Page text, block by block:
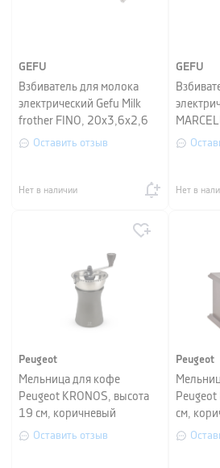
GEFU
Взбиватель для молока
электрический Gefu Milk
frother FINO, 20х3,6х2,6
см, черный
Оставить отзыв
Нет в наличии
GEFU
см,
Нет в
Peugeot
Мельница для кофе
Peugeot KRONOS, высота
19 см, коричневый
Оставить отзыв
Peugeot
Peugeot
см,